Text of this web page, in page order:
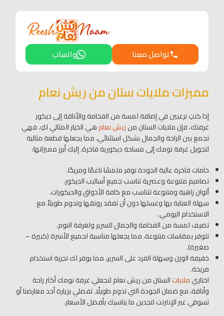
واتساب تواصل معنا
مميزات ملايات ستان من ريش نعام
إذا كنتِ ترغبين في إضافة لمسة من الفخامة والأناقة إلى ديكور
غرفتك، فإن ملايات الستان منريش نعامهي الخيار المثالي لكِ. فهي
تجمع بين الراحة والجمال بشكل استثنائي، مما يجعلها قطعة مثالية
لتحويل غرفة نومك إلى مساحة ديكورية فاخرة. إليك أبرز مميزاتها:
خامات فاخرة عالية الجودة توفر ملمسًا ناعمًا ومريحًا.
تصاميم متنوعة وعصرية تناسب جميع أساليب الديكور.
ألوان زاهية ومتنوعة تتناسب مع كافة الأذواق والديكورات.
سهلة العناية بها وغسلها دون أن تفقد رونقها وتدوم طويلاً مع
الاستخدام اليومي.
تضيف لمسة من الفخامة والجمال للسرير ولغرفة النوم.
تتوفر بمقاسات متنوعة، مما يجعلها مناسبة لجميع الأسرة (كبيرة –
صغيرة).
خفيفة الوزن وسهلة الفرد على السرير، مما يوفر لك تجربة استخدام
مريحة.
اختاريملاياتالستان من ريش نعام لتجعلي غرفة نومك أكثر راحة
وأناقة، مع ضمان الجودة التي تدوم طويلًا. تفضلي بزيارة أحد معارضنا أو
تسوقي عبر الإنترنت لتجدين ما يناسبك بأفضل الأسعار.